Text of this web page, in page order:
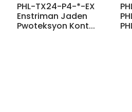
PHL-TX24-P4-*-EX
Enstriman Jaden
Pwoteksyon Kont...